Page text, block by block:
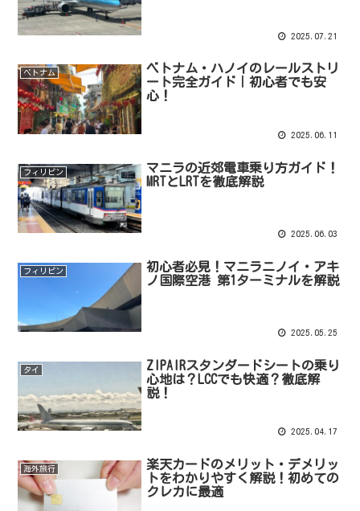
2025.07.21
ベトナム
ベトナム・ハノイのレールストリ
ート完全ガイド｜初心者でも安
心！
2025.06.11
フィリピン
マニラの近郊電車乗り方ガイド！
MRTとLRTを徹底解説
2025.06.03
フィリピン
初心者必見！マニラニノイ・アキ
ノ国際空港 第1ターミナルを解説
2025.05.25
タイ
ZIPAIRスタンダードシートの乗り
心地は？LCCでも快適？徹底解
説！
2025.04.17
海外旅行
楽天カードのメリット・デメリッ
トをわかりやすく解説！初めての
クレカに最適